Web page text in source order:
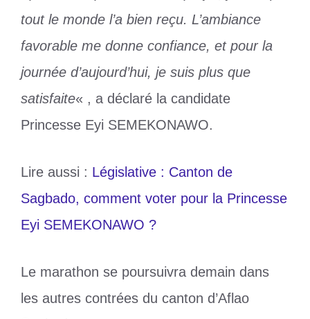
tout le monde l’a bien reçu. L’ambiance
favorable me donne confiance, et pour la
journée d’aujourd’hui, je suis plus que
satisfaite« , a déclaré la candidate
Princesse Eyi SEMEKONAWO.
Lire aussi : Législative : Canton de
Sagbado, comment voter pour la Princesse
Eyi SEMEKONAWO ?
Le marathon se poursuivra demain dans
les autres contrées du canton d’Aflao